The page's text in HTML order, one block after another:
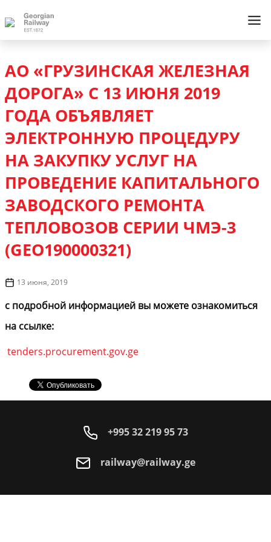
АО «ГРУЗИНСКАЯ ЖЕЛЕЗНАЯ
ДОРОГА» С 13 ИЮНЯ 2019
ГОДА ОБЪЯВЛЯЕТ
ЭЛЕКТРОННУЮ ПРОЦЕДУРУ
НА ЗАКУПКУ УСЛУГ НА
ПРОВЕДЕНИЕ КАПИТАЛЬНОГО
ЗАВОДСКОГО РЕМОНТА
ТЕПЛОВОЗОВ СЕРИИ ЧМЭ-3
(GEO190000321)
13 июня, 2019
с подробной информацией вы можете ознакомиться
на ссылке:
tenders.procurement.gov.ge
+995 32 219 95 73
railway@railway.ge